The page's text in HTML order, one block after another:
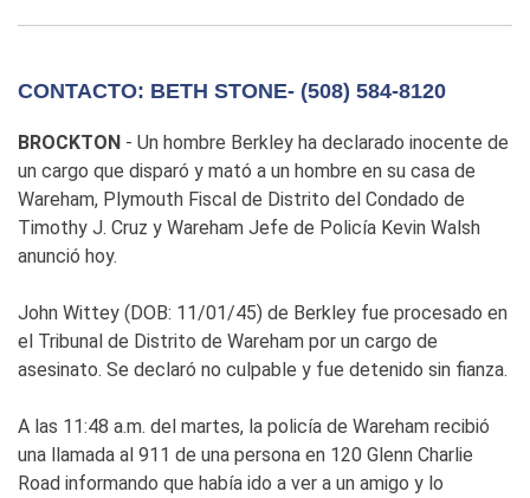
CONTACTO: BETH STONE- (508) 584-8120
BROCKTON - Un hombre Berkley ha declarado inocente de
un cargo que disparó y mató a un hombre en su casa de
Wareham, Plymouth Fiscal de Distrito del Condado de
Timothy J. Cruz y Wareham Jefe de Policía Kevin Walsh
anunció hoy.
John Wittey (DOB: 11/01/45) de Berkley fue procesado en
el Tribunal de Distrito de Wareham por un cargo de
asesinato. Se declaró no culpable y fue detenido sin fianza.
A las 11:48 a.m. del martes, la policía de Wareham recibió
una llamada al 911 de una persona en 120 Glenn Charlie
Road informando que había ido a ver a un amigo y lo